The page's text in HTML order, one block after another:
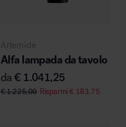
Artemide
Alfa lampada da tavolo
da€ 1.041,25
€1.225,00 Risparmi€ 183,75